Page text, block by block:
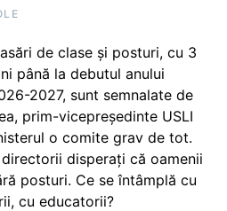
de clase și posturi, cu 3
până la debutul anului
2027, sunt semnalate de
prim-vicepreședinte USLI
o comite grav de tot.
directorii disperați că oamenii
posturi. Ce se întâmplă cu
cu educatorii?